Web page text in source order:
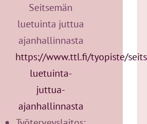
Seitsemän
luetuinta juttua
ajanhallinnasta
https://www.ttl.fi/tyopiste/
luetuinta-
juttua-
ajanhallinnasta